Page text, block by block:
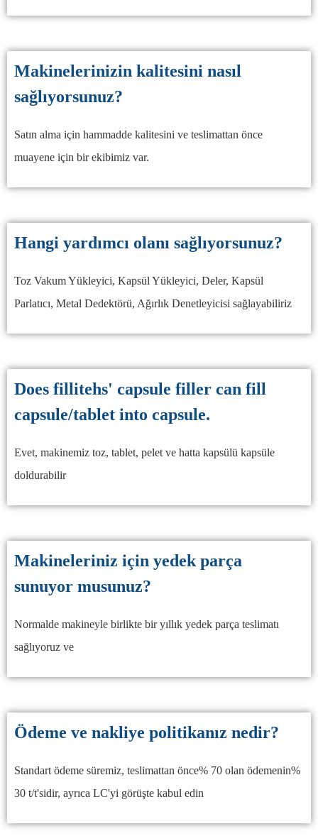
Makinelerinizin kalitesini nasıl
sağlıyorsunuz?
Satın alma için hammadde kalitesini ve teslimattan önce
muayene için bir ekibimiz var.
Hangi yardımcı olanı sağlıyorsunuz?
Toz Vakum Yükleyici, Kapsül Yükleyici, Deler, Kapsül
Parlatıcı, Metal Dedektörü, Ağırlık Denetleyicisi sağlayabiliriz
Does fillitehs' capsule filler can fill
capsule/tablet into capsule.
Evet, makinemiz toz, tablet, pelet ve hatta kapsülü kapsüle
doldurabilir
Makineleriniz için yedek parça
sunuyor musunuz?
Normalde makineyle birlikte bir yıllık yedek parça teslimatı
sağlıyoruz ve
Ödeme ve nakliye politikanız nedir?
Standart ödeme süremiz, teslimattan önce% 70 olan ödemenin%
30 t/t'sidir, ayrıca LC'yi görüşte kabul edin